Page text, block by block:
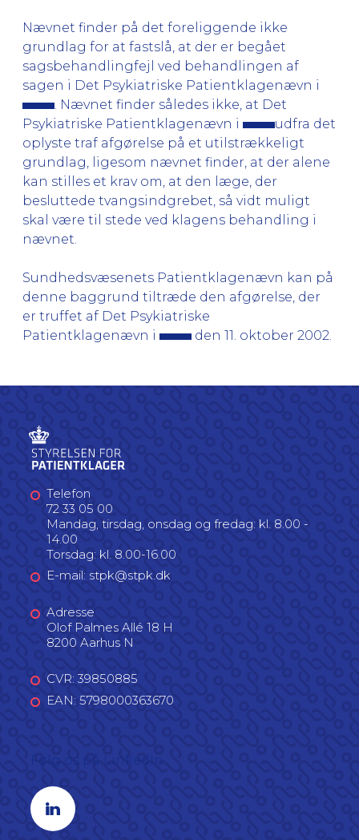
Nævnet finder på det foreliggende ikke
grundlag for at fastslå, at der er begået
sagsbehandlingfejl ved behandlingen af
sagen i Det Psykiatriske Patientklagenævn i
. Nævnet finder således ikke, at Det
Psykiatriske Patientklagenævn i
udfra det
oplyste traf afgørelse på et utilstrækkeligt
grundlag, ligesom nævnet finder, at der alene
kan stilles et krav om, at den læge, der
besluttede tvangsindgrebet, så vidt muligt
skal være til stede ved klagens behandling i
nævnet.
Sundhedsvæsenets Patientklagenævn kan på
denne baggrund tiltræde den afgørelse, der
er truffet af Det Psykiatriske
Patientklagenævn i
den 11. oktober 2002.
Telefon
72 33 05 00
Mandag, tirsdag, onsdag og fredag: kl. 8.00 -
14.00
Torsdag: kl. 8.00-16.00
E-mail: stpk@stpk.dk
Adresse
Olof Palmes Allé 18 H
8200 Aarhus N
CVR: 39850885
EAN: 5798000363670
Linkedin profil